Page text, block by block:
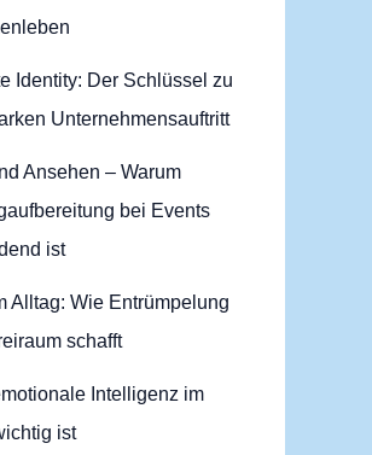
Identity: Der Schlüssel zu
Unternehmensauftritt
Ansehen – Warum
bei Events
ist
Alltag: Wie Entrümpelung
schafft
Intelligenz im
ist